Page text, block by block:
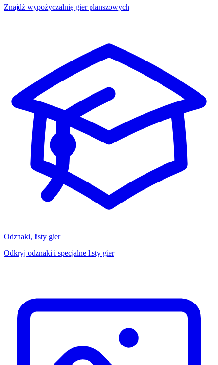
Znajdź wypożyczalnię gier planszowych
Odznaki, listy gier
Odkryj odznaki i specjalne listy gier